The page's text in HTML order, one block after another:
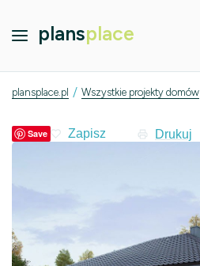
plansplace
plansplace.pl / Wszystkie projekty domów
Save Drukuj